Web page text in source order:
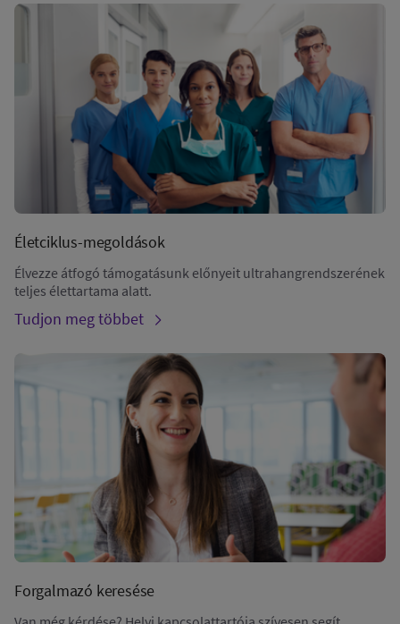
Életciklus-megoldások
Élvezze átfogó támogatásunk előnyeit ultrahangrendszerének
teljes élettartama alatt.
Tudjon meg többet
Forgalmazó keresése